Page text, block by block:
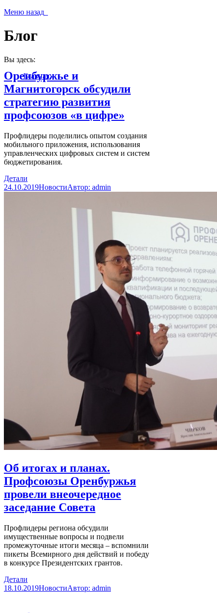
Меню назад
Блог
Вы здесь:
Главная
Оренбуржье и
Магнитогорск обсудили
стратегию развития
профсоюзов «в цифре»
Профлидеры поделились опытом создания
мобильного приложения, использования
управленческих цифровых систем и систем
бюджетирования.
Детали
24.10.2019НовостиАвтор: admin
Об итогах и планах.
Профсоюзы Оренбуржья
провели внеочередное
заседание Совета
Профлидеры региона обсудили
имущественные вопросы и подвели
промежуточные итоги месяца – вспомнили
пикеты Всемирного дня действий и победу
в конкурсе Президентских грантов.
Детали
18.10.2019НовостиАвтор: admin